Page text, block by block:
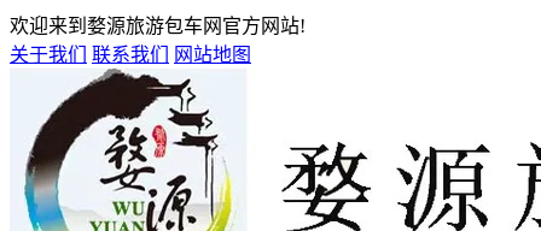
欢迎来到婺源旅游包车网官方网站!
关于我们
联系我们 网站地图